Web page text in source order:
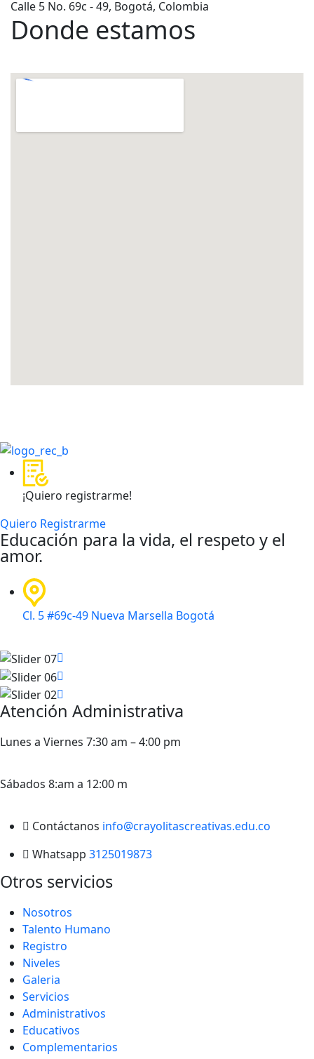
Calle 5 No. 69c - 49, Bogotá, Colombia
Donde estamos
¡Quiero registrarme!
Quiero Registrarme
Educación para la vida, el respeto y el
amor.
Cl. 5 #69c-49 Nueva Marsella Bogotá
Atención Administrativa
Lunes a Viernes 7:30 am – 4:00 pm
Sábados 8:am a 12:00 m
Contáctanos info@crayolitascreativas.edu.co
Whatsapp 3125019873
Otros servicios
Nosotros
Talento Humano
Registro
Niveles
Galeria
Servicios
Administrativos
Educativos
Complementarios